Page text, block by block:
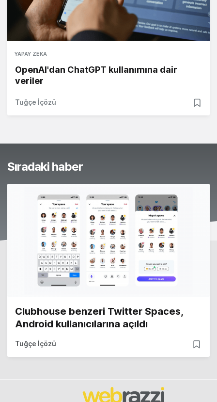
YAPAY ZEKA
OpenAI'dan ChatGPT kullanımına dair
veriler
Tuğçe İçözü
Sıradaki haber
Clubhouse benzeri Twitter Spaces,
Android kullanıcılarına açıldı
Tuğçe İçözü